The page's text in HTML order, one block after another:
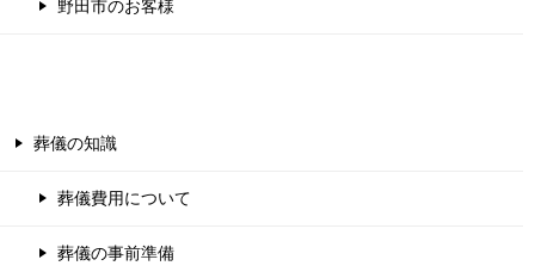
野田市のお客様
葬儀の知識
葬儀費用について
葬儀の事前準備